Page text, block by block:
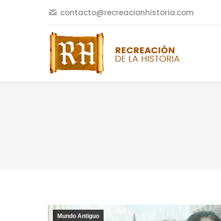
contacto@recreacionhistoria.com
Mundo Antiguo